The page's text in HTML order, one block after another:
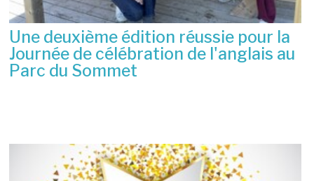
Une deuxième édition réussie pour la
Journée de célébration de l'anglais au
Parc du Sommet